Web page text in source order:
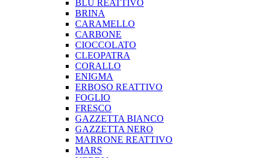
BLU REATTIVO
BRINA
CARAMELLO
CARBONE
CIOCCOLATO
CLEOPATRA
CORALLO
ENIGMA
ERBOSO REATTIVO
FOGLIO
FRESCO
GAZZETTA BIANCO
GAZZETTA NERO
MARRONE REATTIVO
MARS